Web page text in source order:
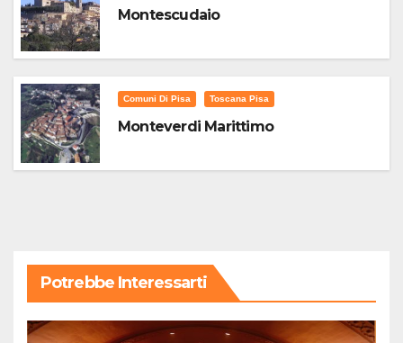
Montescudaio
Comuni Di Pisa Toscana Pisa
Monteverdi Marittimo
Potrebbe Interessarti